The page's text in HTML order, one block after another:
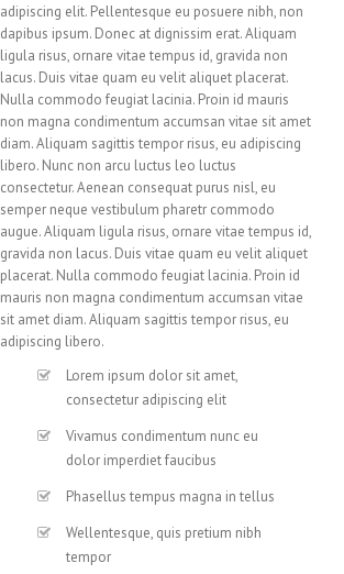
adipiscing elit. Pellentesque eu posuere nibh, non
dapibus ipsum. Donec at dignissim erat. Aliquam
ligula risus, ornare vitae tempus id, gravida non
lacus. Duis vitae quam eu velit aliquet placerat.
Nulla commodo feugiat lacinia. Proin id mauris
non magna condimentum accumsan vitae sit amet
diam. Aliquam sagittis tempor risus, eu adipiscing
libero. Nunc non arcu luctus leo luctus
consectetur. Aenean consequat purus nisl, eu
semper neque vestibulum pharetr commodo
augue. Aliquam ligula risus, ornare vitae tempus id,
gravida non lacus. Duis vitae quam eu velit aliquet
placerat. Nulla commodo feugiat lacinia. Proin id
mauris non magna condimentum accumsan vitae
sit amet diam. Aliquam sagittis tempor risus, eu
adipiscing libero.
Lorem ipsum dolor sit amet,
consectetur adipiscing elit
Vivamus condimentum nunc eu
dolor imperdiet faucibus
Phasellus tempus magna in tellus
Wellentesque, quis pretium nibh
tempor